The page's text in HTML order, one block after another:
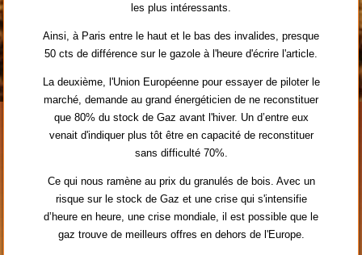
les plus intéressants.
Ainsi, à Paris entre le haut et le bas des invalides, presque
50 cts de différence sur le gazole à l'heure d'écrire l'article.
La deuxième, l'Union Européenne pour essayer de piloter le
marché, demande au grand énergéticien de ne reconstituer
que 80% du stock de Gaz avant l'hiver. Un d’entre eux
venait d'indiquer plus tôt être en capacité de reconstituer
sans difficulté 70%.
Ce qui nous ramène au prix du granulés de bois. Avec un
risque sur le stock de Gaz et une crise qui s'intensifie
d’heure en heure, une crise mondiale, il est possible que le
gaz trouve de meilleurs offres en dehors de l'Europe.